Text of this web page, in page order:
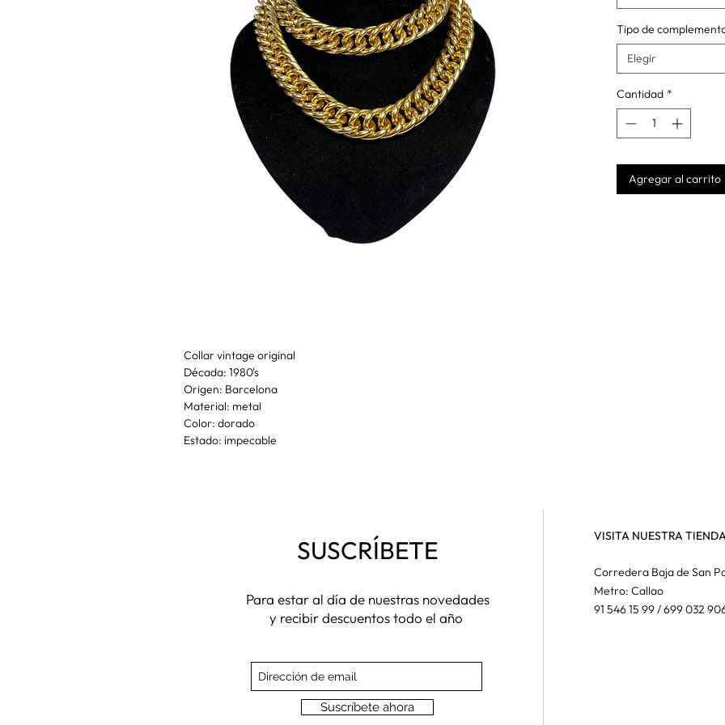
Collar vintage original
Década: 1980's
Origen: Barcelona
Material: metal
Color: dorado
Estado: impecable
Tipo de
Elegir
Cantidad *
Agregar al carrito
SUSCRÍBETE
Para estar al día de nuestras novedades
y recibir descuentos todo el año
Suscríbete ahora
VISITA NUESTRA
Corredera Baja de San
Metro: Callao
91 546 15 99 / 699 032